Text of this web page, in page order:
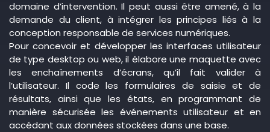
domaine d’intervention. Il peut aussi être amené, à la
demande du client, à intégrer les principes liés à la
conception responsable de services numériques.
Pour concevoir et développer les interfaces utilisateur
de type desktop ou web, il élabore une maquette avec
les enchaînements d’écrans, qu’il fait valider à
l’utilisateur. Il code les formulaires de saisie et de
résultats, ainsi que les états, en programmant de
manière sécurisée les événements utilisateur et en
accédant aux données stockées dans une base.